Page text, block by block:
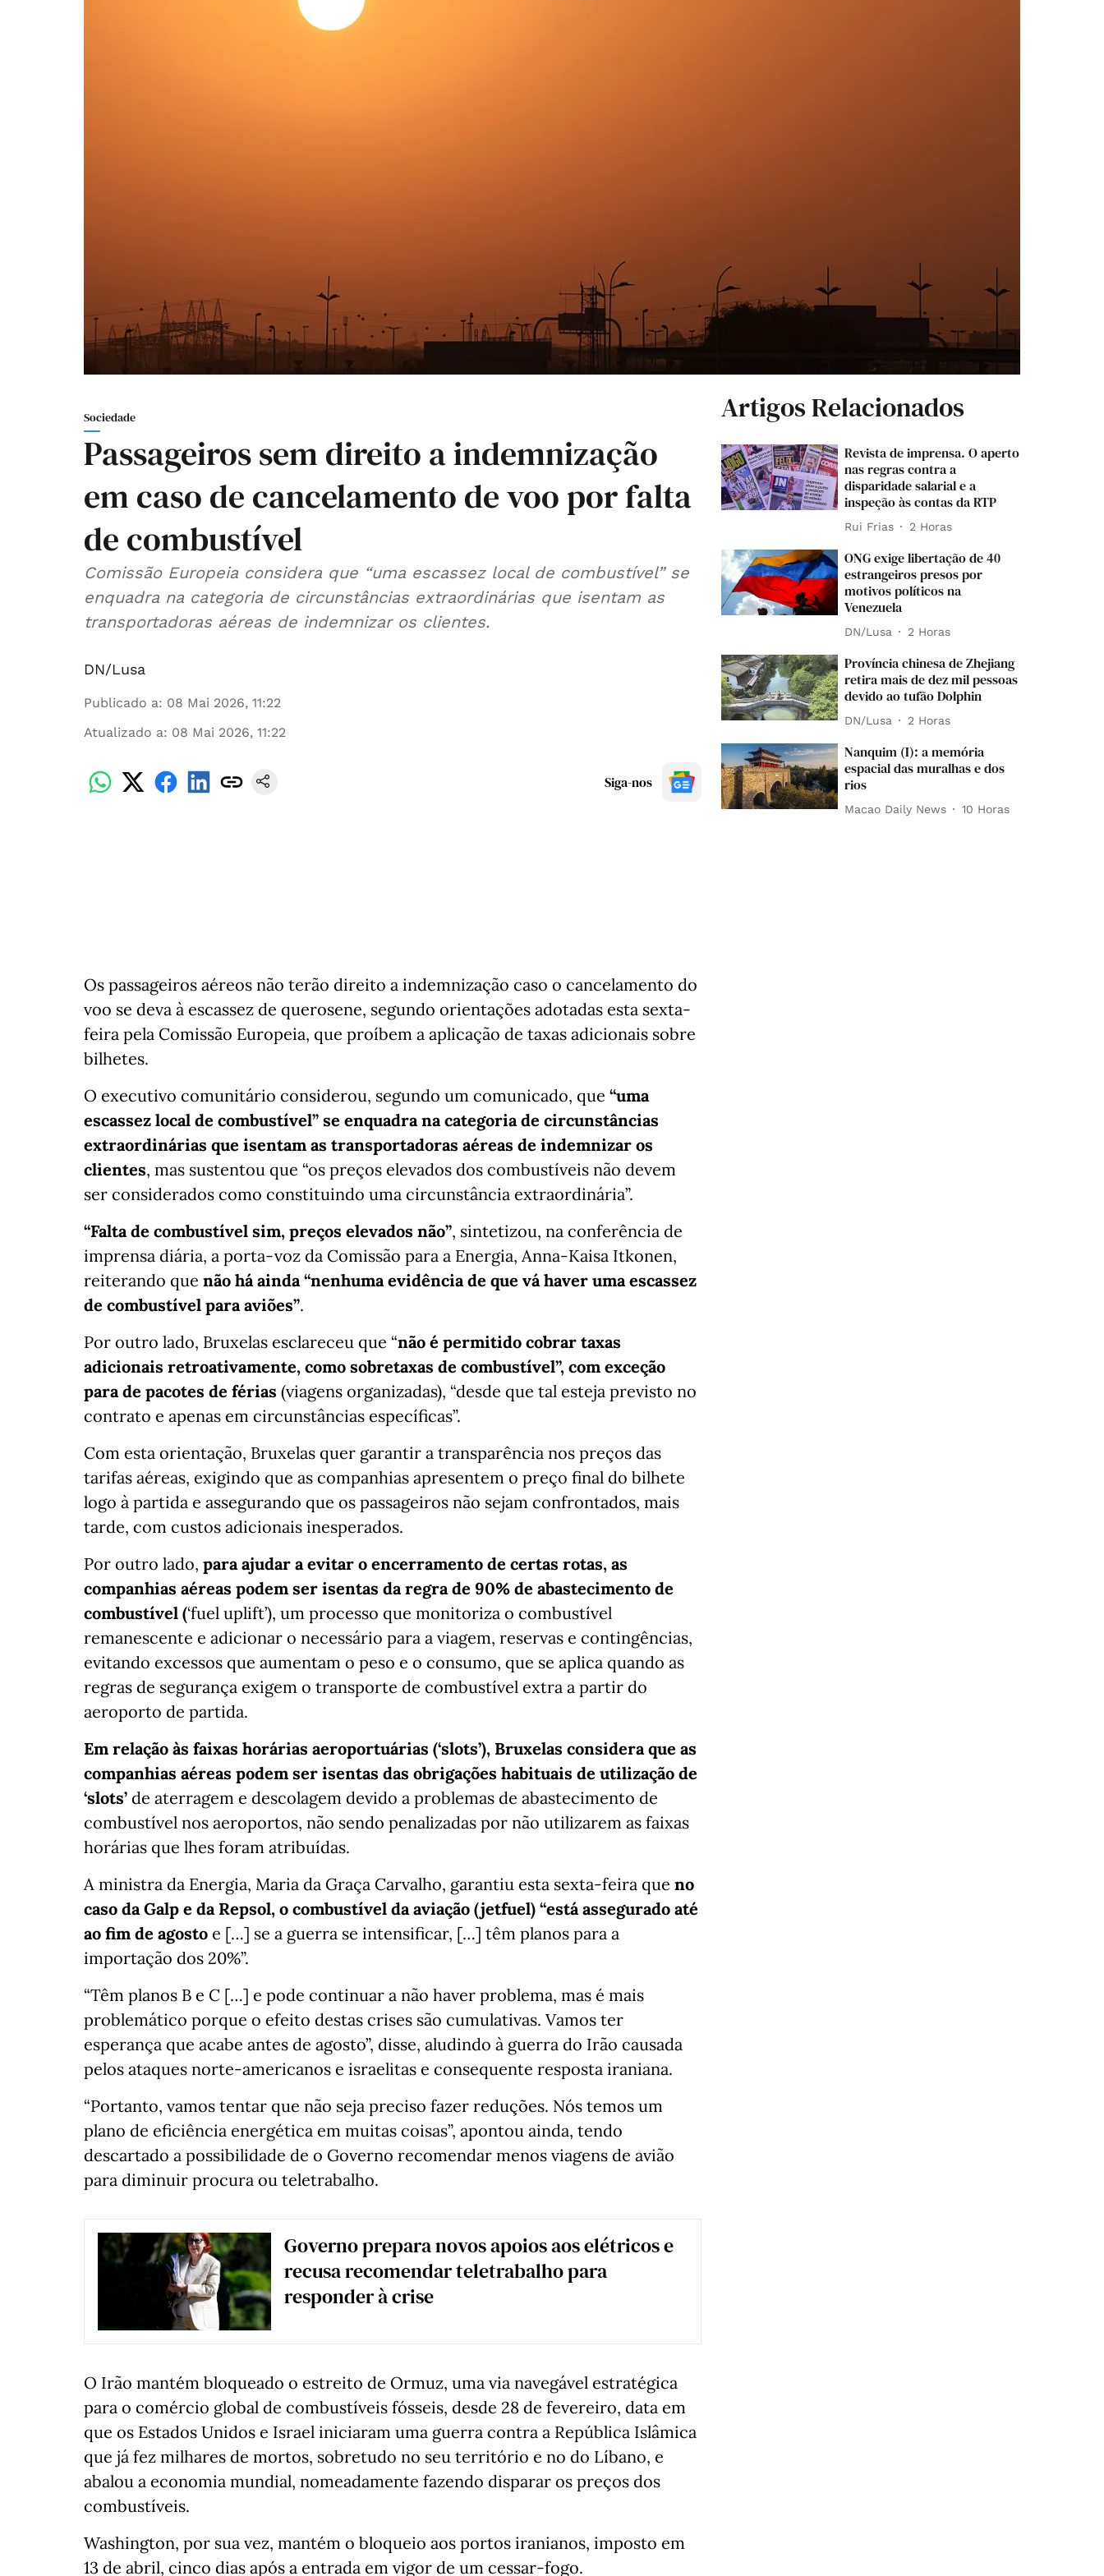
Sociedade
Passageiros sem direito a indemnização
em caso de cancelamento de voo por falta
de combustível
Comissão Europeia considera que “uma escassez local de combustível” se
enquadra na categoria de circunstâncias extraordinárias que isentam as
transportadoras aéreas de indemnizar os clientes.
DN/Lusa
Publicado a: 08 Mai 2026, 11:22
Atualizado a: 08 Mai 2026, 11:22
Siga-nos
Os passageiros aéreos não terão direito a indemnização caso o cancelamento do
voo se deva à escassez de querosene, segundo orientações adotadas esta sexta-
feira pela Comissão Europeia, que proíbem a aplicação de taxas adicionais sobre
bilhetes.
O executivo comunitário considerou, segundo um comunicado, que “uma
escassez local de combustível” se enquadra na categoria de circunstâncias
extraordinárias que isentam as transportadoras aéreas de indemnizar os
clientes, mas sustentou que “os preços elevados dos combustíveis não devem
ser considerados como constituindo uma circunstância extraordinária”.
“Falta de combustível sim, preços elevados não”, sintetizou, na conferência de
imprensa diária, a porta-voz da Comissão para a Energia, Anna-Kaisa Itkonen,
reiterando que não há ainda “nenhuma evidência de que vá haver uma escassez
de combustível para aviões”.
Por outro lado, Bruxelas esclareceu que “não é permitido cobrar taxas
adicionais retroativamente, como sobretaxas de combustível”, com exceção
para de pacotes de férias (viagens organizadas), “desde que tal esteja previsto no
contrato e apenas em circunstâncias específicas”.
Com esta orientação, Bruxelas quer garantir a transparência nos preços das
tarifas aéreas, exigindo que as companhias apresentem o preço final do bilhete
logo à partida e assegurando que os passageiros não sejam confrontados, mais
tarde, com custos adicionais inesperados.
Por outro lado, para ajudar a evitar o encerramento de certas rotas, as
companhias aéreas podem ser isentas da regra de 90% de abastecimento de
combustível (‘fuel uplift’), um processo que monitoriza o combustível
remanescente e adicionar o necessário para a viagem, reservas e contingências,
evitando excessos que aumentam o peso e o consumo, que se aplica quando as
regras de segurança exigem o transporte de combustível extra a partir do
aeroporto de partida.
Em relação às faixas horárias aeroportuárias (‘slots’), Bruxelas considera que as
companhias aéreas podem ser isentas das obrigações habituais de utilização de
‘slots’ de aterragem e descolagem devido a problemas de abastecimento de
combustível nos aeroportos, não sendo penalizadas por não utilizarem as faixas
horárias que lhes foram atribuídas.
A ministra da Energia, Maria da Graça Carvalho, garantiu esta sexta-feira que no
caso da Galp e da Repsol, o combustível da aviação (jetfuel) “está assegurado até
ao fim de agosto e […] se a guerra se intensificar, […] têm planos para a
importação dos 20%”.
“Têm planos B e C […] e pode continuar a não haver problema, mas é mais
problemático porque o efeito destas crises são cumulativas. Vamos ter
esperança que acabe antes de agosto”, disse, aludindo à guerra do Irão causada
pelos ataques norte-americanos e israelitas e consequente resposta iraniana.
“Portanto, vamos tentar que não seja preciso fazer reduções. Nós temos um
plano de eficiência energética em muitas coisas”, apontou ainda, tendo
descartado a possibilidade de o Governo recomendar menos viagens de avião
para diminuir procura ou teletrabalho.
Governo prepara novos apoios aos elétricos e
recusa recomendar teletrabalho para
responder à crise
O Irão mantém bloqueado o estreito de Ormuz, uma via navegável estratégica
para o comércio global de combustíveis fósseis, desde 28 de fevereiro, data em
que os Estados Unidos e Israel iniciaram uma guerra contra a República Islâmica
que já fez milhares de mortos, sobretudo no seu território e no do Líbano, e
abalou a economia mundial, nomeadamente fazendo disparar os preços dos
combustíveis.
Washington, por sua vez, mantém o bloqueio aos portos iranianos, imposto em
13 de abril, cinco dias após a entrada em vigor de um cessar-fogo.
Artigos Relacionados
Revista de imprensa. O aperto
nas regras contra a
disparidade salarial e a
inspeção às contas da RTP
Rui Frias 2 Horas
ONG exige libertação de 40
estrangeiros presos por
motivos políticos na
Venezuela
DN/Lusa 2 Horas
Província chinesa de Zhejiang
retira mais de dez mil pessoas
devido ao tufão Dolphin
DN/Lusa 2 Horas
Nanquim (I): a memória
espacial das muralhas e dos
rios
Macao Daily News 10 Horas